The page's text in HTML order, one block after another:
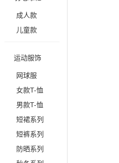
成人款
儿童款
运动服饰
网球服
女款T-恤
男款T-恤
短裙系列
短裤系列
防晒系列